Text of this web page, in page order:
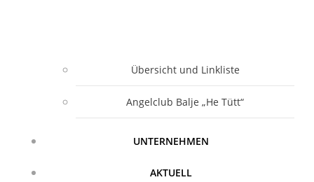
Übersicht und Linkliste
Angelclub Balje „He Tütt“
UNTERNEHMEN
AKTUELL